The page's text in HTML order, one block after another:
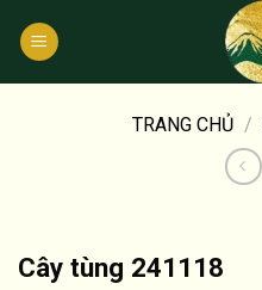
qua
TRANG CHỦ /
Cây tùng 241118